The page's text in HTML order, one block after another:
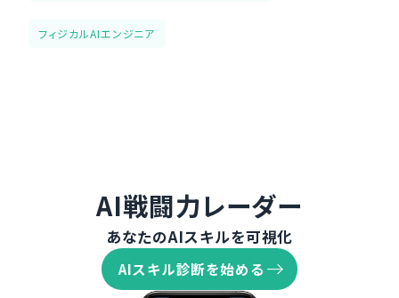
フィジカルAIエンジニア
AI戦闘力レーダー
あなたのAIスキルを可視化
AIスキル診断を始める